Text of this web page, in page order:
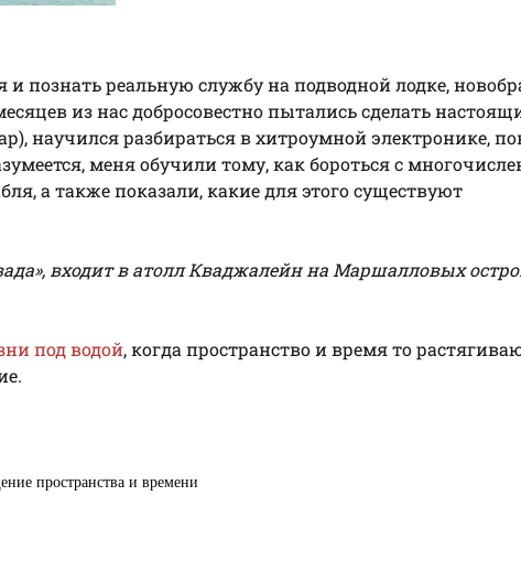
и познать реальную службу на подводной лодке,
из нас добросовестно пытались сделать
научился разбираться в хитроумной электронике,
меня обучили тому, как бороться с
а также показали, какие для этого существуют
входит в атолл Кваджалейн на Маршалловых
под водой, когда пространство и время то
пространства и времени